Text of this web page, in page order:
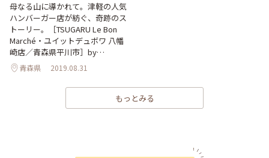
母なる山に導かれて。津軽の人気
ハンバーガー店が紡ぐ、奇跡のス
トーリー。［TSUGARU Le Bon
Marché・ユイットデュボワ 八幡
崎店／青森県平川市］by
ONESTORY
青森県 2019.08.31
もっとみる